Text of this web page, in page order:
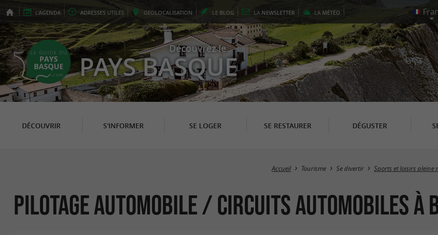
L'AGENDA ADRESSES UTILES GEOLOCALISATION LE BLOG LA NEWSLETTER LA MÉTÉO
Découvrez le
PAYS BASQUE
DÉCOUVRIR S'INFORMER SE LOGER SE RESTAURER DÉGUSTER
Accueil Tourisme Se divertir Sports et loisirs pleine
Pilotage automobile / Circuits automobiles à